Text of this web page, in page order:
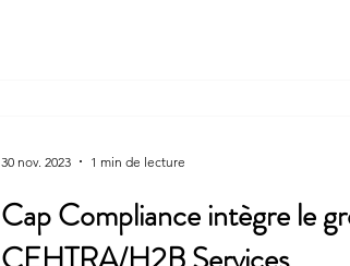
Cap Compliance intègre le
30 nov. 2023 1 min de lecture